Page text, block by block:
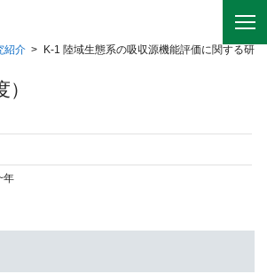
紹介 >
K-1 陸域生態系の吸収源機能評価に関する研
年